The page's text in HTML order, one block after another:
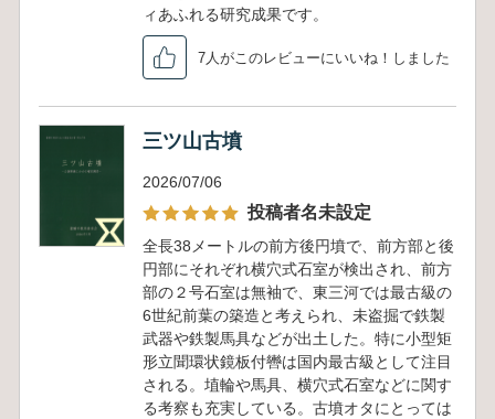
ィあふれる研究成果です。
7人がこのレビューにいいね！しました
三ツ山古墳
2026/07/06
投稿者名未設定
全長38メートルの前方後円墳で、前方部と後
円部にそれぞれ横穴式石室が検出され、前方
部の２号石室は無袖で、東三河では最古級の
6世紀前葉の築造と考えられ、未盗掘で鉄製
武器や鉄製馬具などが出土した。特に小型矩
形立聞環状鏡板付轡は国内最古級として注目
される。埴輪や馬具、横穴式石室などに関す
る考察も充実している。古墳オタにとっては